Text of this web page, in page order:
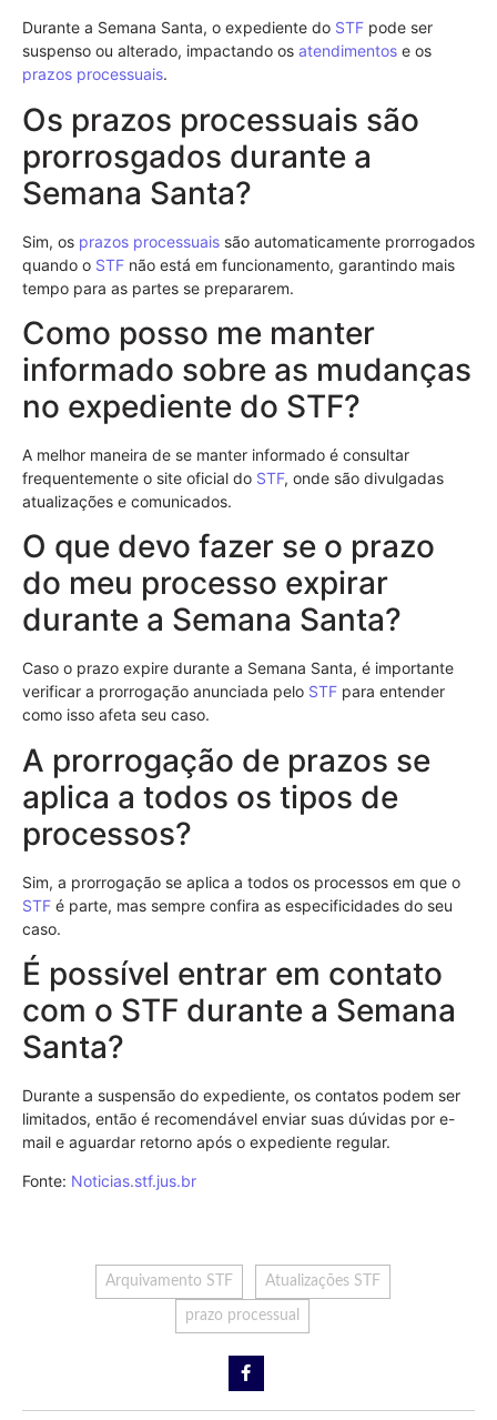
Durante a Semana Santa, o expediente do STF pode ser
suspenso ou alterado, impactando os atendimentos e os
prazos processuais.
Os prazos processuais são
prorrosgados durante a
Semana Santa?
Sim, os prazos processuais são automaticamente prorrogados
quando o STF não está em funcionamento, garantindo mais
tempo para as partes se prepararem.
Como posso me manter
informado sobre as mudanças
no expediente do STF?
A melhor maneira de se manter informado é consultar
frequentemente o site oficial do STF, onde são divulgadas
atualizações e comunicados.
O que devo fazer se o prazo
do meu processo expirar
durante a Semana Santa?
Caso o prazo expire durante a Semana Santa, é importante
verificar a prorrogação anunciada pelo STF para entender
como isso afeta seu caso.
A prorrogação de prazos se
aplica a todos os tipos de
processos?
Sim, a prorrogação se aplica a todos os processos em que o
STF é parte, mas sempre confira as especificidades do seu
caso.
É possível entrar em contato
com o STF durante a Semana
Santa?
Durante a suspensão do expediente, os contatos podem ser
limitados, então é recomendável enviar suas dúvidas por e-
mail e aguardar retorno após o expediente regular.
Fonte: Noticias.stf.jus.br
Arquivamento STF Atualizações STF
prazo processual